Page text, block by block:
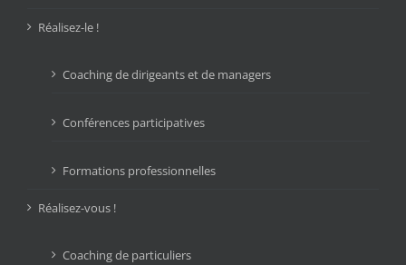
Réalisez-le !
Coaching de dirigeants et de managers
Conférences participatives
Formations professionnelles
Réalisez-vous !
Coaching de particuliers